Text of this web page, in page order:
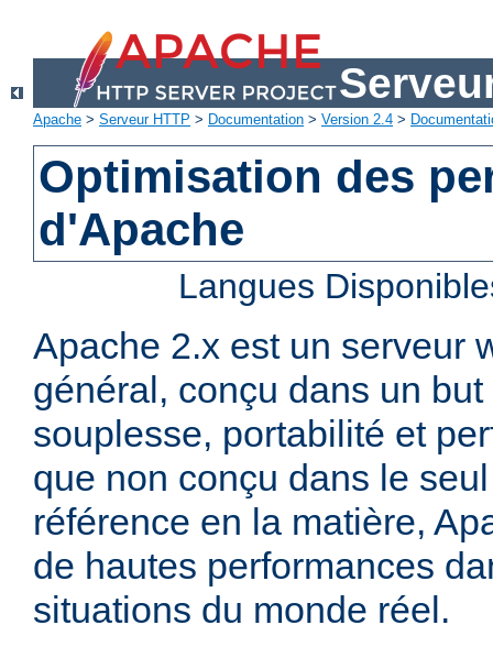
Apache > Serveur HTTP > Documentation > Version 2.4 >
Optimisation des
d'Apache
Langues
Apache 2.x est un serveur
général, conçu dans un
souplesse, portabilité et
que non conçu dans le
référence en la matière,
de hautes performances
situations du monde réel.